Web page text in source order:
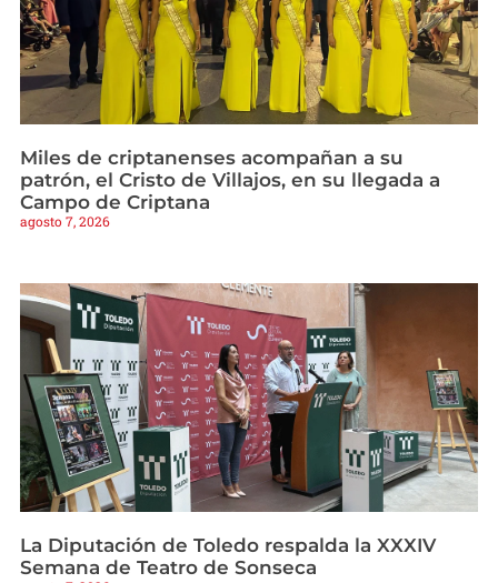
Miles de criptanenses acompañan a su
patrón, el Cristo de Villajos, en su llegada a
Campo de Criptana
agosto 7, 2026
La Diputación de Toledo respalda la XXXIV
Semana de Teatro de Sonseca